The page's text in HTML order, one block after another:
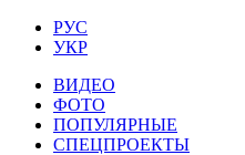
РУС
УКР
ВИДЕО
ФОТО
ПОПУЛЯРНЫЕ
СПЕЦПРОЕКТЫ